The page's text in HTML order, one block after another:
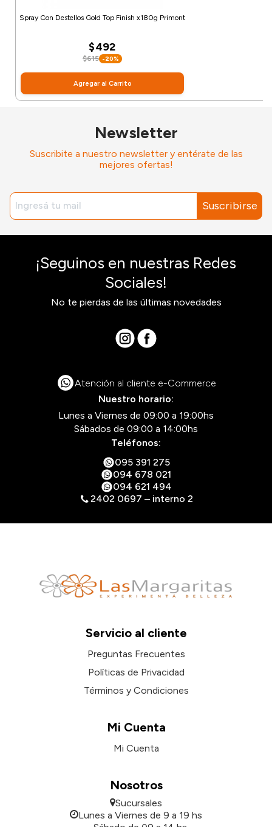
Spray Con Destellos Gold Top Finish x180g Primont
$492
$615 -20%
Agregar al Carrito
Newsletter
Suscribite a nuestro newsletter y entérate de las
mejores ofertas!
Suscribirse
¡Seguinos en nuestras Redes
Sociales!
No te pierdas de las últimas novedades
Atención al cliente e-Commerce
Nuestro horario:
Lunes a Viernes de 09:00 a 19:00hs
Sábados de 09:00 a 14:00hs
Teléfonos:
095 391 275
094 678 021
094 621 494
2402 0697 – interno 2
Servicio al cliente
Preguntas Frecuentes
Políticas de Privacidad
Términos y Condiciones
Mi Cuenta
Mi Cuenta
Nosotros
Sucursales
Lunes a Viernes de 9 a 19 hs